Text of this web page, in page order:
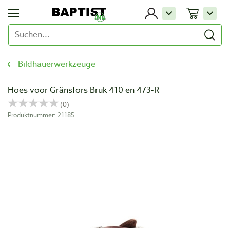
Bildhauerwerkzeuge
Hoes voor Gränsfors Bruk 410 en 473-R
Produktnummer: 21185